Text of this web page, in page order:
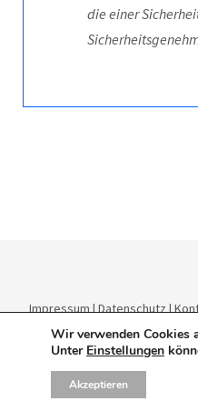
die einer
Impressum|Datenschutz|
Theme:
Wir verwenden Cookies
Unter Einstellungen
Akzeptieren